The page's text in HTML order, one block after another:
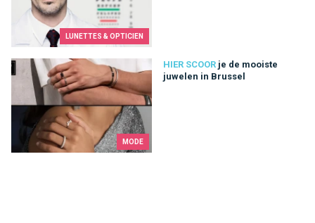
LUNETTES & OPTICIEN
MODE
HIER SCOOR je de mooiste
juwelen in Brussel
je de mooiste juwelen in Brussel